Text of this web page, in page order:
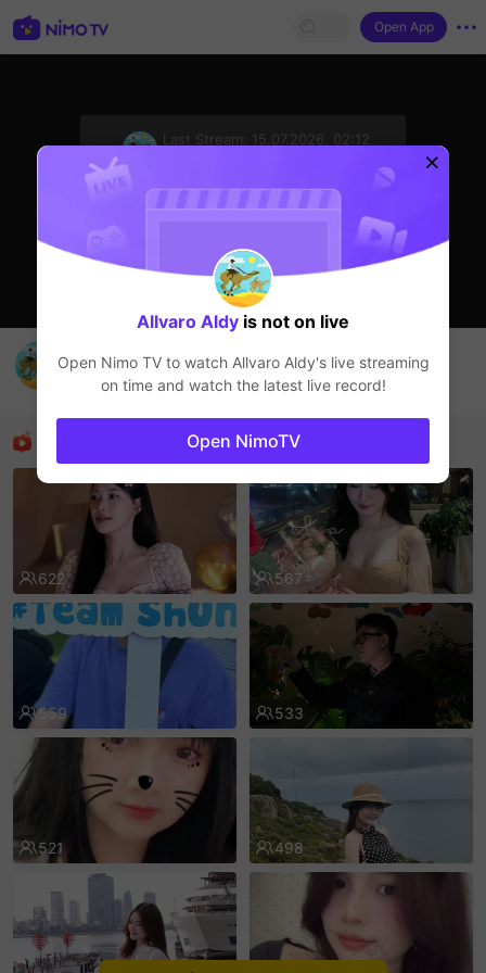
Open App
Last Stream:
15.07.2026, 02:12
Allvaro Aldy
Прямые трансляции
Рекомендованные стримеры
622 567
559 533
521 498
Allvaro Aldy is not on live
Open Nimo TV to watch Allvaro Aldy's live streaming
on time and watch the latest live record!
Open NimoTV
sentinelEnd